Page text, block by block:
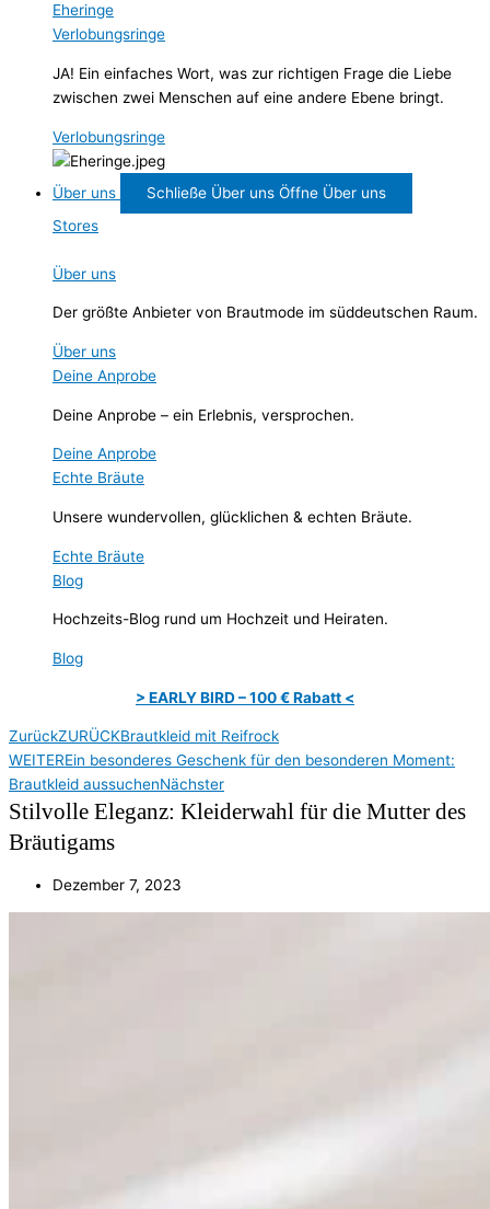
Eheringe
Verlobungsringe
JA! Ein einfaches Wort, was zur richtigen Frage die Liebe
zwischen zwei Menschen auf eine andere Ebene bringt.
Verlobungsringe
Über uns Schließe Über uns Öffne Über uns
Stores
Über uns
Der größte Anbieter von Brautmode im süddeutschen Raum.
Über uns
Deine Anprobe
Deine Anprobe – ein Erlebnis, versprochen.
Deine Anprobe
Echte Bräute
Unsere wundervollen, glücklichen & echten Bräute.
Echte Bräute
Blog
Hochzeits-Blog rund um Hochzeit und Heiraten.
Blog
> EARLY BIRD – 100 € Rabatt <
ZurückZURÜCKBrautkleid mit Reifrock
WEITEREin besonderes Geschenk für den besonderen Moment:
Brautkleid aussuchenNächster
Stilvolle Eleganz: Kleiderwahl für die Mutter des
Bräutigams
Dezember 7, 2023